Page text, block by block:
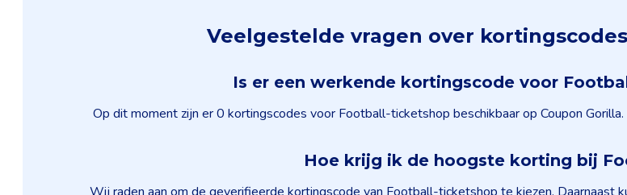
Veelgestelde vragen over
Is er een werkende kortingscode voor
Op dit moment zijn er 0 kortingscodes voor Football-ticketshop beschikbaar op Coupon
Hoe krijg ik de hoogste korting bij